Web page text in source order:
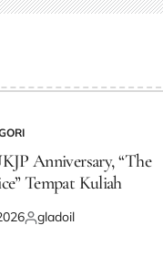
Anniversary, “The
Tempat Kuliah
Posted
gladoil